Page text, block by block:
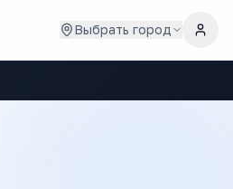
Выбрать город